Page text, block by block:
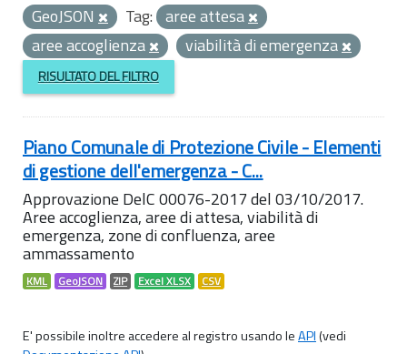
GeoJSON
Tag: aree attesa
aree accoglienza
viabilità di emergenza
RISULTATO DEL FILTRO
Piano Comunale di Protezione Civile - Elementi
di gestione dell'emergenza - C...
Approvazione DelC 00076-2017 del 03/10/2017.
Aree accoglienza, aree di attesa, viabilità di
emergenza, zone di confluenza, aree
ammassamento
KML GeoJSON ZIP Excel XLSX CSV
E' possibile inoltre accedere al registro usando leAPI(vedi